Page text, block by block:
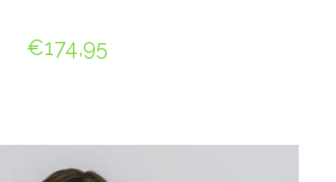
€174,95